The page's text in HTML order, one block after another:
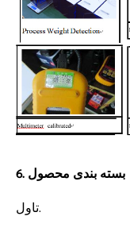
6. بسته بندی محصول
تاول.